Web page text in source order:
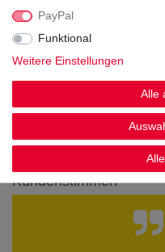
Noch sind
Kundenstimmen
PayPal
Funktional
Weitere Einstellungen
Alle